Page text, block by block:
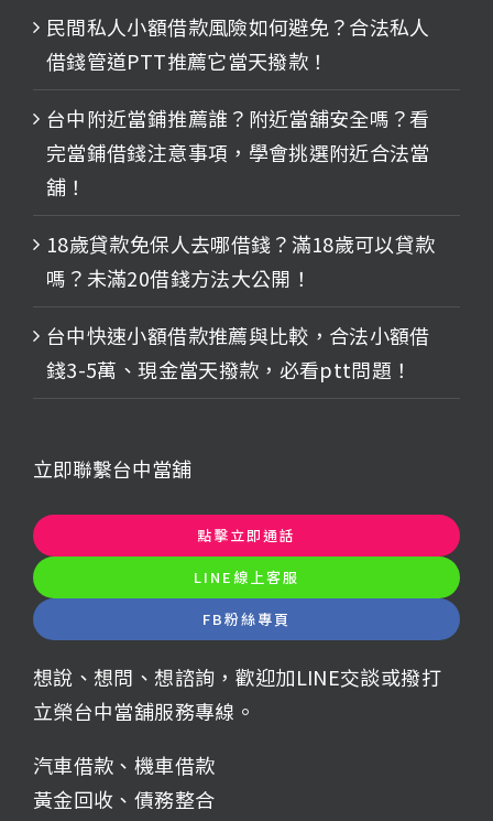
民間私人小額借款風險如何避免？合法私人
借錢管道PTT推薦它當天撥款！
台中附近當鋪推薦誰？附近當舖安全嗎？看
完當鋪借錢注意事項，學會挑選附近合法當
舖！
18歲貸款免保人去哪借錢？滿18歲可以貸款
嗎？未滿20借錢方法大公開！
台中快速小額借款推薦與比較，合法小額借
錢3-5萬、現金當天撥款，必看ptt問題！
立即聯繫台中當舖
點擊立即通話
LINE線上客服
FB粉絲專頁
想說、想問、想諮詢，歡迎加LINE交談或撥打
立榮台中當舖服務專線。
汽車借款 、 機車借款
黃金回收 、 債務整合